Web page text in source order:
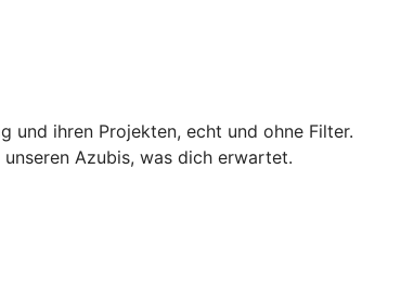
und ihren Projekten, echt und ohne Filter.
Azubis, was dich erwartet.